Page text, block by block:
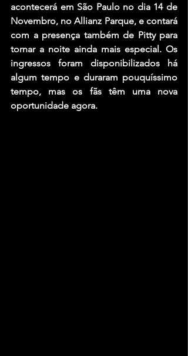
acontecerá em São Paulo no dia 14 de
Novembro, no Allianz Parque, e contará
com a presença também de Pitty para
tornar a noite ainda mais especial. Os
ingressos foram disponibilizados há
algum tempo e duraram pouquíssimo
tempo, mas os fãs têm uma nova
oportunidade agora.